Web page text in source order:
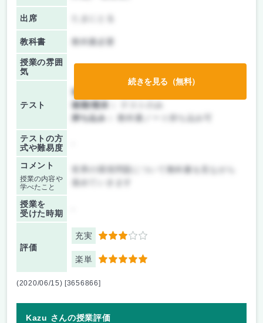
出席
教科書 教科書必要
授業の雰囲
気
テスト
前期/中間：
後期/期末：
持ち込み：
教科書ノート持ち込み可
テストの方
式や難易度
コメント
授業の内容や
学べたこと
世界の環境問題について教科書を見ながら
授業を
受けた時期
評価
充実 3
楽単 5
続きを見る（無料）
(2020/06/15) [3656866]
Kazu さんの授業評価